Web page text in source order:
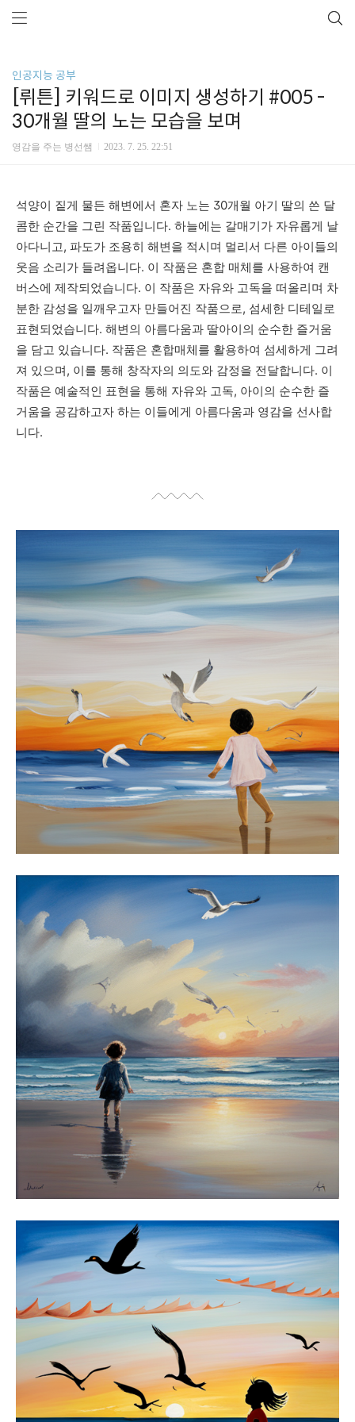
인공지능 공부
[뤼튼] 키워드로 이미지 생성하기 #005 -
30개월 딸의 노는 모습을 보며
영감을 주는 병선쌤 2023. 7. 25. 22:51
석양이 짙게 물든 해변에서 혼자 노는 30개월 아기 딸의 쓴 달
콤한 순간을 그린 작품입니다. 하늘에는 갈매기가 자유롭게 날
아다니고, 파도가 조용히 해변을 적시며 멀리서 다른 아이들의
웃음 소리가 들려옵니다. 이 작품은 혼합 매체를 사용하여 캔
버스에 제작되었습니다. 이 작품은 자유와 고독을 떠올리며 차
분한 감성을 일깨우고자 만들어진 작품으로, 섬세한 디테일로
표현되었습니다. 해변의 아름다움과 딸아이의 순수한 즐거움
을 담고 있습니다. 작품은 혼합매체를 활용하여 섬세하게 그려
져 있으며, 이를 통해 창작자의 의도와 감정을 전달합니다. 이
작품은 예술적인 표현을 통해 자유와 고독, 아이의 순수한 즐
거움을 공감하고자 하는 이들에게 아름다움과 영감을 선사합
니다.